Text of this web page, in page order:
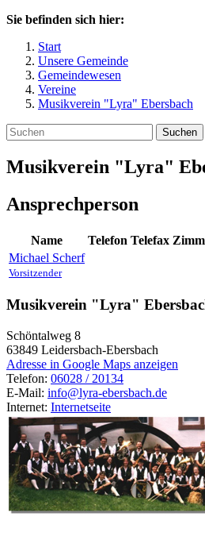
Sie befinden sich hier:
Start
Unsere Gemeinde
Gemeindewesen
Vereine
Musikverein "Lyra" Ebersbach
Suchen
Musikverein "Lyra"
Ansprechperson
Name Telefon Telefax
Michael Scherf
Vorsitzender
Musikverein "Lyra"
Schöntalweg 8
63849 Leidersbach-Ebersbach
Adresse in Google Maps anzeigen
Telefon: 06028 / 20134
E-Mail: info@lyra-ebersbach.de
Internet: Internetseite